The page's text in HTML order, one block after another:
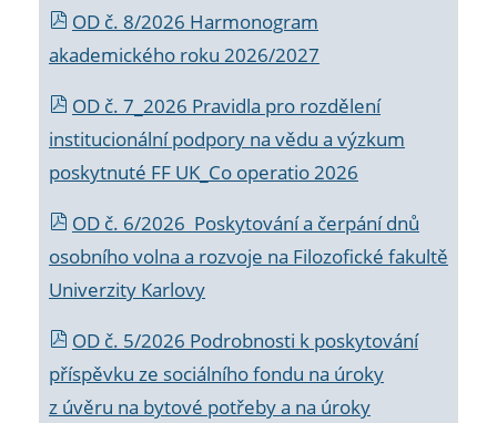
OD č. 8/2026 Harmonogram
akademického roku 2026/2027
OD č. 7_2026 Pravidla pro rozdělení
institucionální podpory na vědu a výzkum
poskytnuté FF UK_Co operatio 2026
OD č. 6/2026 Poskytování a čerpání dnů
osobního volna a rozvoje na Filozofické fakultě
Univerzity Karlovy
OD č. 5/2026 Podrobnosti k poskytování
příspěvku ze sociálního fondu na úroky
z úvěru na bytové potřeby a na úroky